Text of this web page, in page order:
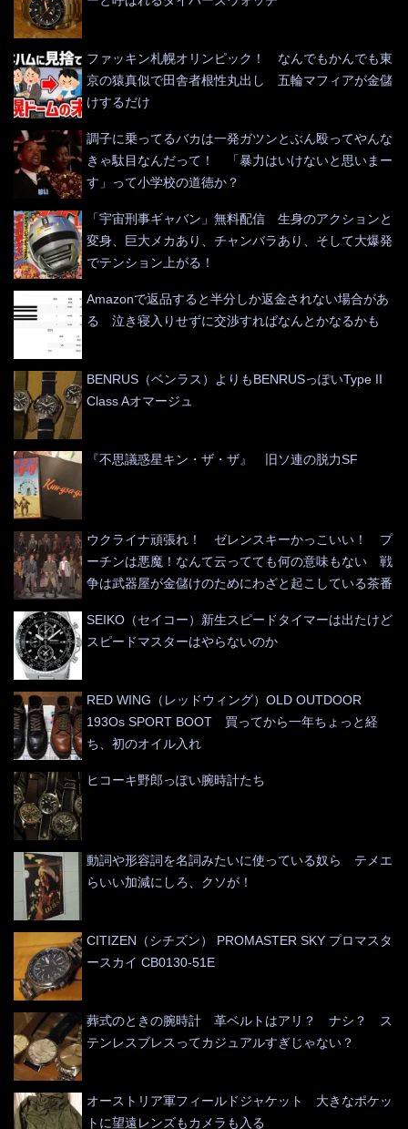
ファッキン札幌オリンピック！ なんでもかんでも東
京の猿真似で田舎者根性丸出し 五輪マフィアが金儲
けするだけ
調子に乗ってるバカは一発ガツンとぶん殴ってやんな
きゃ駄目なんだって！ 「暴力はいけないと思いまー
す」って小学校の道徳か？
「宇宙刑事ギャバン」無料配信 生身のアクションと
変身、巨大メカあり、チャンバラあり、そして大爆発
でテンション上がる！
Amazonで返品すると半分しか返金されない場合があ
る 泣き寝入りせずに交渉すればなんとかなるかも
BENRUS（ベンラス）よりもBENRUSっぽいType II
Class Aオマージュ
『不思議惑星キン・ザ・ザ』 旧ソ連の脱力SF
ウクライナ頑張れ！ ゼレンスキーかっこいい！ プ
ーチンは悪魔！なんて云ってても何の意味もない 戦
争は武器屋が金儲けのためにわざと起こしている茶番
SEIKO（セイコー）新生スピードタイマーは出たけど
スピードマスターはやらないのか
RED WING（レッドウィング）OLD OUTDOOR
193Os SPORT BOOT 買ってから一年ちょっと経
ち、初のオイル入れ
ヒコーキ野郎っぽい腕時計たち
動詞や形容詞を名詞みたいに使っている奴ら テメエ
らいい加減にしろ、クソが！
CITIZEN（シチズン） PROMASTER SKY プロマスタ
ースカイ CB0130-51E
葬式のときの腕時計 革ベルトはアリ？ ナシ？ ス
テンレスブレスってカジュアルすぎじゃない？
オーストリア軍フィールドジャケット 大きなポケッ
トに望遠レンズもカメラも入る